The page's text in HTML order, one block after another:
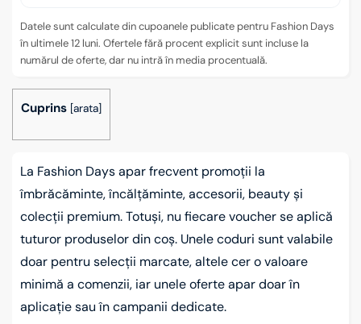
Datele sunt calculate din cupoanele publicate pentru Fashion Days
în ultimele 12 luni. Ofertele fără procent explicit sunt incluse la
numărul de oferte, dar nu intră în media procentuală.
Cuprins [arata]
La Fashion Days apar frecvent promoții la
îmbrăcăminte, încălțăminte, accesorii, beauty și
colecții premium. Totuși, nu fiecare voucher se aplică
tuturor produselor din coș. Unele coduri sunt valabile
doar pentru selecții marcate, altele cer o valoare
minimă a comenzii, iar unele oferte apar doar în
aplicație sau în campanii dedicate.